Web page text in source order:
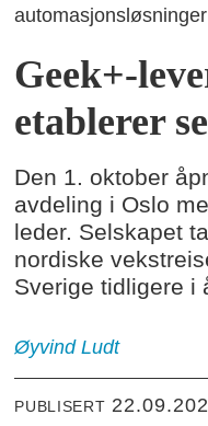
Geek+-
etablerer
Den 1. oktober
avdeling i Oslo
leder. Selskapet
nordiske
Sverige tidligere i
Øyvind Ludt
PUBLISERT